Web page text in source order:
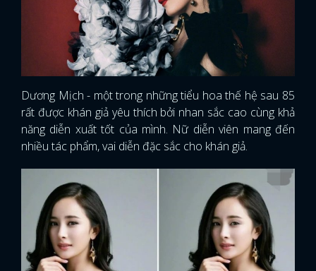
Dương Mịch - một trong những tiểu hoa thế hệ sau 85
rất được khán giả yêu thích bởi nhan sắc cao cùng khả
năng diễn xuất tốt của mình. Nữ diễn viên mang đến
nhiều tác phẩm, vai diễn đặc sắc cho khán giả.